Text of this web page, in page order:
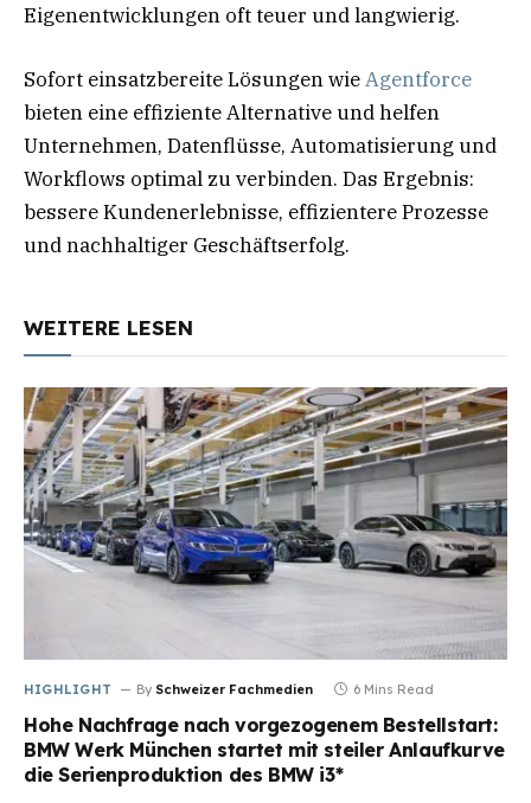
Eigenentwicklungen oft teuer und langwierig.
Sofort einsatzbereite Lösungen wieAgentforce
bieten eine effiziente Alternative und helfen
Unternehmen, Datenflüsse, Automatisierung und
Workflows optimal zu verbinden. Das Ergebnis:
bessere Kundenerlebnisse, effizientere Prozesse
und nachhaltiger Geschäftserfolg.
WEITERE LESEN
HIGHLIGHT By Schweizer Fachmedien 6 Mins Read
Hohe Nachfrage nach vorgezogenem Bestellstart:
BMW Werk München startet mit steiler Anlaufkurve
die Serienproduktion des BMW i3*